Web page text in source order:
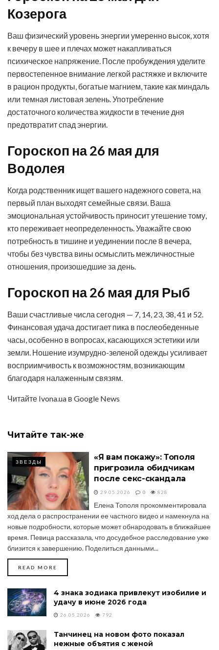
Козерога
Ваш физический уровень энергии умеренно высок, хотя
к вечеру в шее и плечах может накапливаться
психическое напряжение. После пробуждения уделите
первостепенное внимание легкой растяжке и включите
в рацион продукты, богатые магнием, такие как миндаль
или темная листовая зелень. Употребление
достаточного количества жидкости в течение дня
предотвратит спад энергии.
Гороскоп на 26 мая для
Водолея
Когда родственник ищет вашего надежного совета, на
первый план выходят семейные связи. Ваша
эмоциональная устойчивость приносит утешение тому,
кто переживает неопределенность. Уважайте свою
потребность в тишине и уединении после 8 вечера,
чтобы без чувства вины осмыслить межличностные
отношения, произошедшие за день.
Гороскоп на 26 мая для Рыб
Ваши счастливые числа сегодня — 7, 14, 23, 38, 41 и 52.
Финансовая удача достигает пика в послеобеденные
часы, особенно в вопросах, касающихся эстетики или
земли. Ношение изумрудно-зеленой одежды усиливает
восприимчивость к возможностям, возникающим
благодаря налаженным связям.
Читайте Ivona.ua в Google News
Читайте так-же
ЗВЕЗДЫ
«Я вам покажу»: Тополя
пригрозила обидчикам
после секс-скандала
29.05.2026 0 828
Елена Тополя прокомментировала
ход дела о распространении ее частного видео и намекнула на
новые подробности, которые может обнародовать в ближайшее
время. Певица рассказала, что досудебное расследование уже
близится к завершению. Поделиться данными...
READ MORE
4 знака зодиака привлекут изобилие и
удачу в июне 2026 года
26.05.2026 792
Танчинец на новом фото показал
нежные объятия с женой